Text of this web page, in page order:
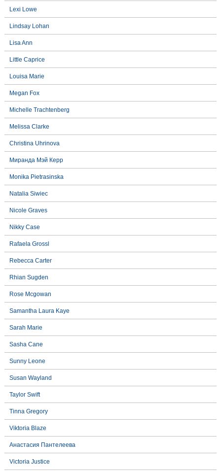
Lexi Lowe
Lindsay Lohan
Lisa Ann
Little Caprice
Louisa Marie
Megan Fox
Michelle Trachtenberg
Melissa Clarke
Christina Uhrinova
Миранда Мэй Керр
Monika Pietrasinska
Natalia Siwiec
Nicole Graves
Nikky Case
Rafaela Grossl
Rebecca Carter
Rhian Sugden
Rose Mcgowan
Samantha Laura Kaye
Sarah Marie
Sasha Cane
Sunny Leone
Susan Wayland
Taylor Swift
Tinna Gregory
Viktoria Blaze
Анастасия Пантелеева
Victoria Justice